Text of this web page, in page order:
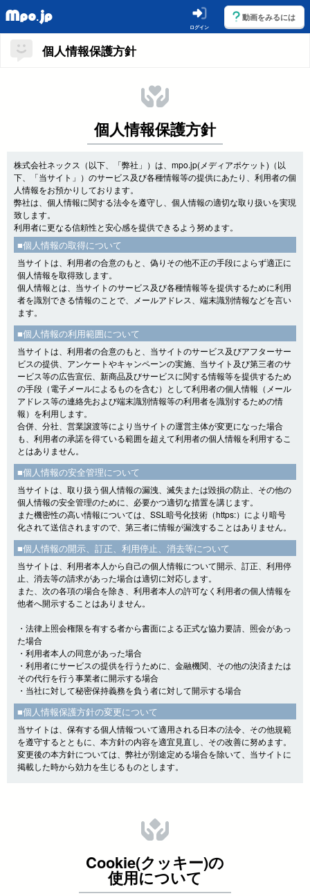
ログイン
動画をみるには
個人情報保護方針
個人情報保護方針
株式会社ネックス（以下、「弊社」）は、mpo.jp(メディアポケット)（以
下、「当サイト」）のサービス及び各種情報等の提供にあたり、利用者の個
人情報をお預かりしております。
弊社は、個人情報に関する法令を遵守し、個人情報の適切な取り扱いを実現
致します。
利用者に更なる信頼性と安心感を提供できるよう努めます。
■個人情報の取得について
当サイトは、利用者の合意のもと、偽りその他不正の手段によらず適正に
個人情報を取得致します。
個人情報とは、当サイトのサービス及び各種情報等を提供するために利用
者を識別できる情報のことで、メールアドレス、端末識別情報などを言い
ます。
■個人情報の利用範囲について
当サイトは、利用者の合意のもと、当サイトのサービス及びアフターサー
ビスの提供、アンケートやキャンペーンの実施、当サイト及び第三者のサ
ービス等の広告宣伝、新商品及びサービスに関する情報等を提供するため
の手段（電子メールによるものを含む）として利用者の個人情報（メール
アドレス等の連絡先および端末識別情報等の利用者を識別するための情
報）を利用します。
合併、分社、営業譲渡等により当サイトの運営主体が変更になった場合
も、利用者の承諾を得ている範囲を超えて利用者の個人情報を利用するこ
とはありません。
■個人情報の安全管理について
当サイトは、取り扱う個人情報の漏洩、滅失または毀損の防止、その他の
個人情報の安全管理のために、必要かつ適切な措置を講じます。
また機密性の高い情報については、SSL暗号化技術（https:）により暗号
化されて送信されますので、第三者に情報が漏洩することはありません。
■個人情報の開示、訂正、利用停止、消去等について
当サイトは、利用者本人から自己の個人情報について開示、訂正、利用停
止、消去等の請求があった場合は適切に対応します。
また、次の各項の場合を除き、利用者本人の許可なく利用者の個人情報を
他者へ開示することはありません。
・法律上照会権限を有する者から書面による正式な協力要請、照会があっ
た場合
・利用者本人の同意があった場合
・利用者にサービスの提供を行うために、金融機関、その他の決済または
その代行を行う事業者に開示する場合
・当社に対して秘密保持義務を負う者に対して開示する場合
■個人情報保護方針の変更について
当サイトは、保有する個人情報ついて適用される日本の法令、その他規範
を遵守するとともに、本方針の内容を適宜見直し、その改善に努めます。
変更後の本方針については、弊社が別途定める場合を除いて、当サイトに
掲載した時から効力を生じるものとします。
Cookie(クッキー)の
使用について